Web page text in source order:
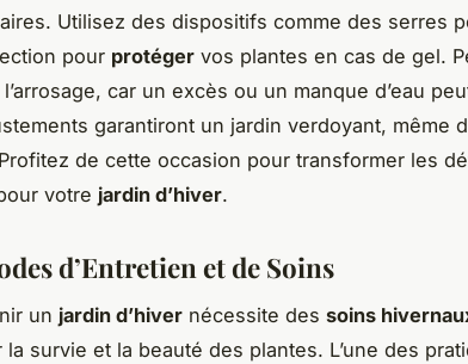
Utilisez des dispositifs comme des serres
pour protéger vos plantes en cas de gel.
car un excès ou un manque d’eau
garantiront un jardin verdoyant, même
de cette occasion pour transformer les
votre jardin d’hiver.
d’Entretien et de Soins
un jardin d’hiver nécessite des soins
la survie et la beauté des plantes. L’une des